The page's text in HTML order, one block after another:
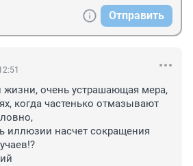
Отправить
жизни, очень устрашающая мера,
когда частенько отмазывают
иллюзии насчет сокращения